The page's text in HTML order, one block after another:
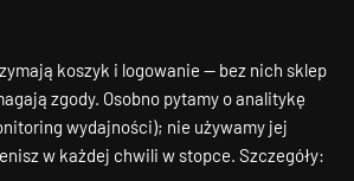
koszyk i logowanie — bez nich sklep
zgody. Osobno pytamy o analitykę
wydajności); nie używamy jej
w każdej chwili w stopce. Szczegóły: